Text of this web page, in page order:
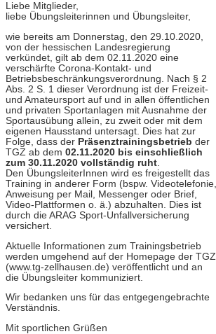
Liebe Mitglieder,
liebe Übungsleiterinnen und Übungsleiter,
wie bereits am Donnerstag, den 29.10.2020,
von der hessischen Landesregierung
verkündet, gilt ab dem 02.11.2020 eine
verschärfte Corona-Kontakt- und
Betriebsbeschränkungsverordnung. Nach § 2
Abs. 2 S. 1 dieser Verordnung ist der Freizeit-
und Amateursport auf und in allen öffentlichen
und privaten Sportanlagen mit Ausnahme der
Sportausübung allein, zu zweit oder mit dem
eigenen Hausstand untersagt. Dies hat zur
Folge, dass der Präsenztrainingsbetrieb der
TGZ ab dem 02.11.2020 bis einschließlich
zum 30.11.2020 vollständig ruht
Den ÜbungsleiterInnen wird es freigestellt das
Training in anderer Form (bspw. Videotelefonie,
Anweisung per Mail, Messenger oder Brief,
Video-Plattformen o. ä.) abzuhalten. Dies ist
durch die ARAG Sport-Unfallversicherung
versichert.
Aktuelle Informationen zum Trainingsbetrieb
werden umgehend auf der Homepage der TGZ
(www.tg-zellhausen.de) veröffentlicht und an
die Übungsleiter kommuniziert.
Wir bedanken uns für das entgegengebrachte
Verständnis.
Mit sportlichen Grüßen